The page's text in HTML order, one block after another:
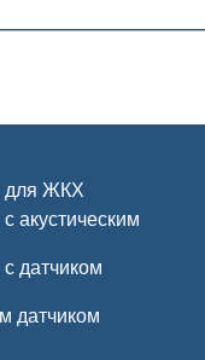
для ЖКХ
акустическим
датчиком
датчиком